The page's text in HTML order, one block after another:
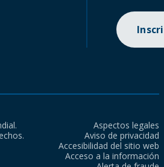
Aspectos legales
Aviso de privacidad
Accesibilidad del sitio web
Acceso a la información